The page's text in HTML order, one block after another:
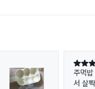
별점 5
주먹밥 쉽게
서 살